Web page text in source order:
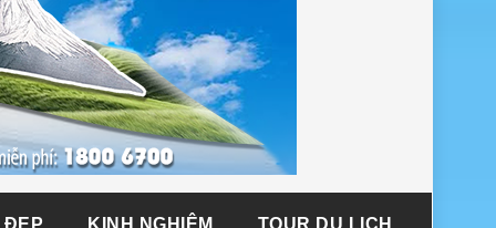
ĐẸP KINH NGHIỆM TOUR DU LỊCH